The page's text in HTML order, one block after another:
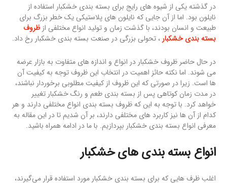
در گذشته یکی از شیوه های رایج برای بسته بندی خشکبار استفاده از
نایلون بود. اما از آن جایی که نایلون های پلاستیکی یک خطر بزرگ برای
طبیعت و انسان بودند، با گذشت زمان و تولید انواع مختلفی ازظروف
بسته بندی خشکبار، تحولی بزرگی در صنعت بسته بندی خشکبار رخ داد.
در حال حاضر ظروف خشکبار در انواع و اندازه های متفاوت به بازار عرضه
می شوند. اما نکته حائز اهمیت در انتخاب این ظروف توجه به کیفیت آن
ها است. زیرا در صورتی که این ظروف از کیفیت مطلوبی برخوردار نباشند،
در مدت زمان کوتاهی پس از بسته بندی طعم و رنگ خشکبار تغییر
خواهد کرد. با توجه به این که ظروف بسته بندی انواع مختلفی دارند و هر
کدام از آن ها نیز کاربرد های مختلفی دارند، بر آن شدیم تا در این مقاله به
معرفی انواع بسته بندی خشکبار بپردازیم. با ما در ادامه همراه باشید.
انواع بسته بندی های خشکبار
اغلب ظرف هایی که برای بسته بندی خشکبار مورد استفاده قرار می‌گیرند،